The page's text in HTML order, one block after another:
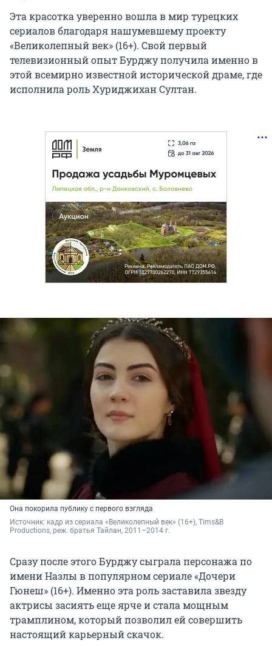
Эта красотка уверенно вошла в мир турецких
сериалов благодаря нашумевшему проекту
«Великолепный век» (16+). Свой первый
телевизионный опыт Бурджу получила именно в
этой всемирно известной исторической драме, где
исполнила роль Хуриджихан Султан.
Она покорила публику с первого взгляда
Источник: кадр из сериала «Великолепный век» (16+), Tims&B
Productions, реж. братья Тайлан, 2011–2014 г.
Сразу после этого Бурджу сыграла персонажа по
имени Назлы в популярном сериале «Дочери
Гюнеш» (16+). Именно эта роль заставила звезду
актрисы засиять еще ярче и стала мощным
трамплином, который позволил ей совершить
настоящий карьерный скачок.